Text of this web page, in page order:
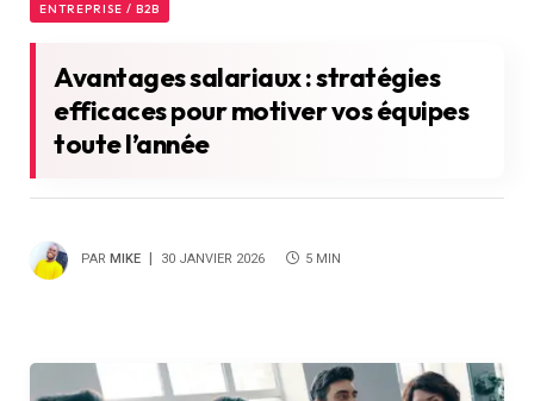
ENTREPRISE / B2B
Avantages salariaux : stratégies
efficaces pour motiver vos équipes
toute l’année
PAR MIKE 30 JANVIER 2026 5 MIN